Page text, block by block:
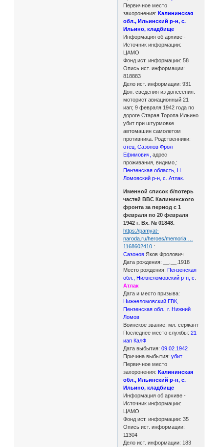
Первичное место
захоронения:Калининская
обл., Ильинский р-н, с.
Ильино, кладбище
Информация об архиве -
Источник информации:
ЦАМО
Фонд ист. информации: 58
Опись ист. информации:
818883
Дело ист. информации: 931
Доп. сведения из донесения:
моторист авиационный 21
иап; 9 февраля 1942 года по
дороге Старая Торопа Ильино
убит при штурмовке
автомашин самолетом
противника. Родственники:
отец, Сазонов Фрол
Ефимович, адрес
проживания, видимо,:
Пензенская область, Н.
Ломовский р-н, с. Атлак.
Именной список б/потерь
частей ВВС Калининского
фронта за период с 1
февраля по 20 февраля
1942 г. Вх. № 01848.
https://pamyat-
naroda.ru/heroes/memoria …
1168602410 :
Сазонов Яков Фролович
Дата рождения: __.__.1918
Место рождения: Пензенская
обл., Нижнеломовский р-н, с
Атлак
Дата и место призыва:
Нижнеломовский ГВК,
Пензенская обл., г. Нижний
Ломов
Воинское звание: мл. сержант
Последнее место службы:21
иап КалФ
Дата выбытия:09.02.1942
Причина выбытия: убит
Первичное место
захоронения: Калининская
обл., Ильинский р-н, с.
Ильино, кладбище
Информация об архиве -
Источник информации:
ЦАМО
Фонд ист. информации: 35
Опись ист. информации:
11304
Дело ист. информации: 183